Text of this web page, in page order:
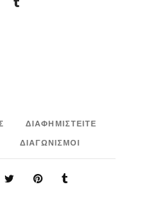
ΔΙΑΦΗΜΙΣΤΕΙΤΕ
ΔΙΑΓΩΝΙΣΜΟΙ